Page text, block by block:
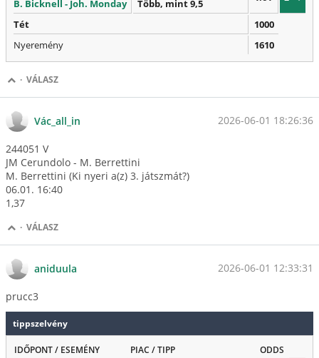
B. Bicknell - Joh. Monday Több, mint 9,5
Tét
1000
Nyeremény
1610
· VÁLASZ
Vác_all_in 2026-06-01 18:26:36
244051 V
JM Cerundolo - M. Berrettini
M. Berrettini (Ki nyeri a(z) 3. játszmát?)
06.01. 16:40
1,37
· VÁLASZ
aniduula 2026-06-01 12:33:31
prucc3
tippszelvény
IDŐPONT / ESEMÉNY PIAC / TIPP ODDS